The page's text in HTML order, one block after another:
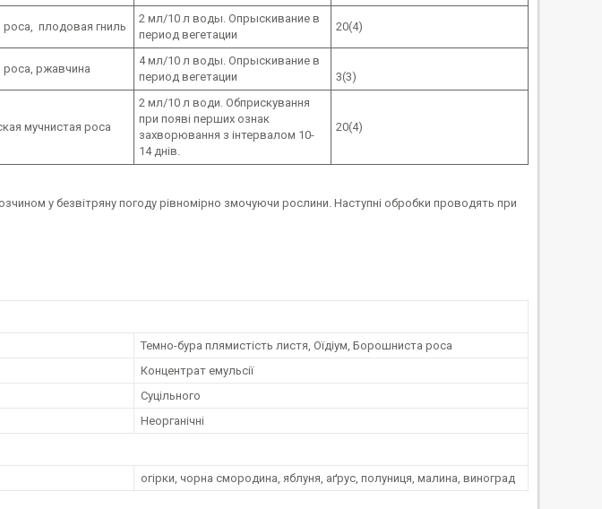
роса, плодовая гниль
2 мл/10 л воды. Опрыскивание в
период вегетации
20(4)
роса, ржавчина
4 мл/10 л воды. Опрыскивание в
период вегетации
3(3)
мучнистая роса
2 мл/10 л води. Обприскування
при появі перших ознак
захворювання з інтервалом 10-
14 днів.
20(4)
у безвітряну погоду рівномірно змочуючи рослини. Наступні обробки проводять при
Темно-бура плямистість листя, Оїдіум, Борошниста роса
Концентрат емульсії
Суцільного
Неорганічні
огірки, чорна смородина, яблуня, аґрус, полуниця, малина, виноград